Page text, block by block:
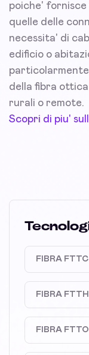
poiche' fornisce
quelle delle
necessita' di
edificio o
della fibra ottica
rurali o remote.
Scopri di piu'
FIBRA
FIBRA
FIBRA